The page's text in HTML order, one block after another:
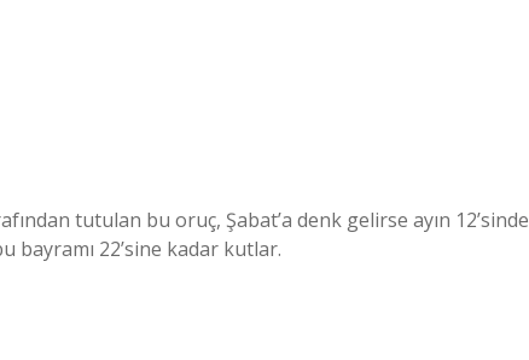
tutulan bu oruç, Şabat’a denk gelirse ayın 12’sinde
bayramı 22’sine kadar kutlar.